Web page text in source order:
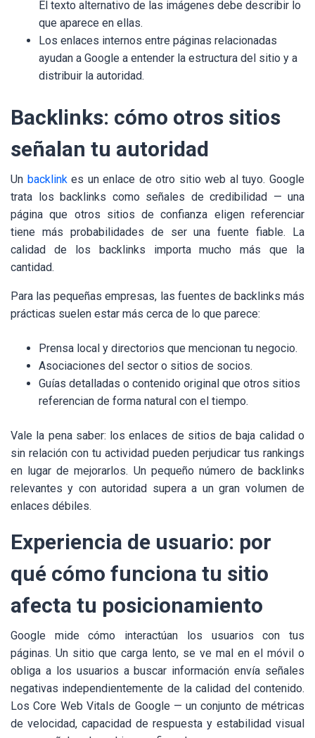
El texto alternativo de las imágenes debe describir lo
que aparece en ellas.
Los enlaces internos entre páginas relacionadas
ayudan a Google a entender la estructura del sitio y a
distribuir la autoridad.
Backlinks: cómo otros sitios
señalan tu autoridad
Un backlinkes un enlace de otro sitio web al tuyo. Google
trata los backlinks como señales de credibilidad — una
página que otros sitios de confianza eligen referenciar
tiene más probabilidades de ser una fuente fiable. La
calidad de los backlinks importa mucho más que la
cantidad.
Para las pequeñas empresas, las fuentes de backlinks más
prácticas suelen estar más cerca de lo que parece:
Prensa local y directorios que mencionan tu negocio.
Asociaciones del sector o sitios de socios.
Guías detalladas o contenido original que otros sitios
referencian de forma natural con el tiempo.
Vale la pena saber: los enlaces de sitios de baja calidad o
sin relación con tu actividad pueden perjudicar tus rankings
en lugar de mejorarlos. Un pequeño número de backlinks
relevantes y con autoridad supera a un gran volumen de
enlaces débiles.
Experiencia de usuario: por
qué cómo funciona tu sitio
afecta tu posicionamiento
Google mide cómo interactúan los usuarios con tus
páginas. Un sitio que carga lento, se ve mal en el móvil o
obliga a los usuarios a buscar información envía señales
negativas independientemente de la calidad del contenido.
Los Core Web Vitals de Google — un conjunto de métricas
de velocidad, capacidad de respuesta y estabilidad visual